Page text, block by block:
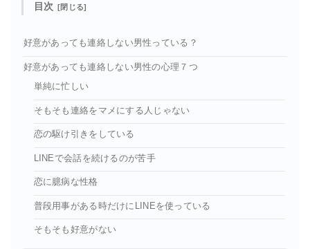
目次
好意があっても連絡しない男性っている？
好意があっても連絡しない男性の心理７つ
単純に忙しい
そもそも連絡をマメにする人じゃない
恋の駆け引きをしている
LINEで会話を続けるのが苦手
恋に臆病な性格
普段用事がある時だけにLINEを使っている
そもそも好意がない